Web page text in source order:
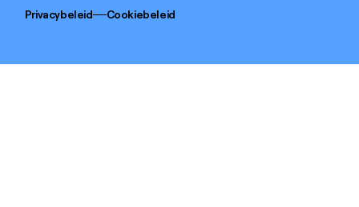
Privacybeleid Cookiebeleid